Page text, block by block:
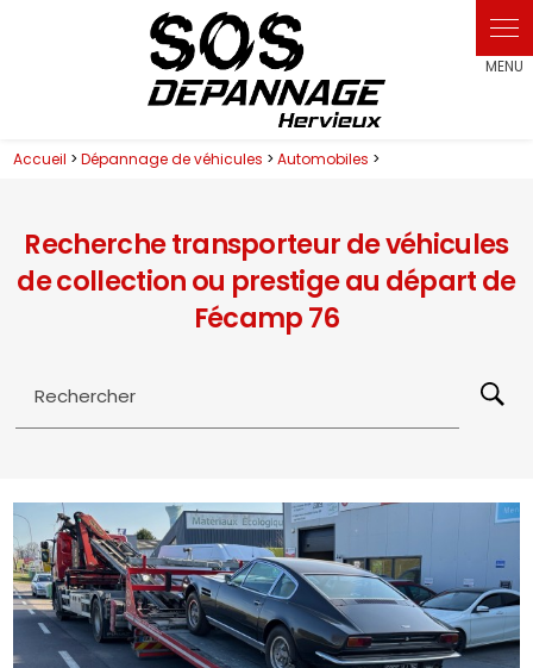
Accueil >Dépannage de véhicules >Automobiles >
Recherche transporteur de véhicules
de collection ou prestige au départ de
Fécamp 76
Rechercher
Panneau de gestion des cookies